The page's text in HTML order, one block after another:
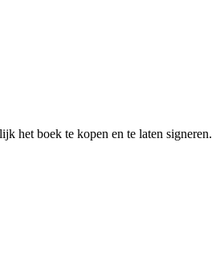
het boek te kopen en te laten signeren.